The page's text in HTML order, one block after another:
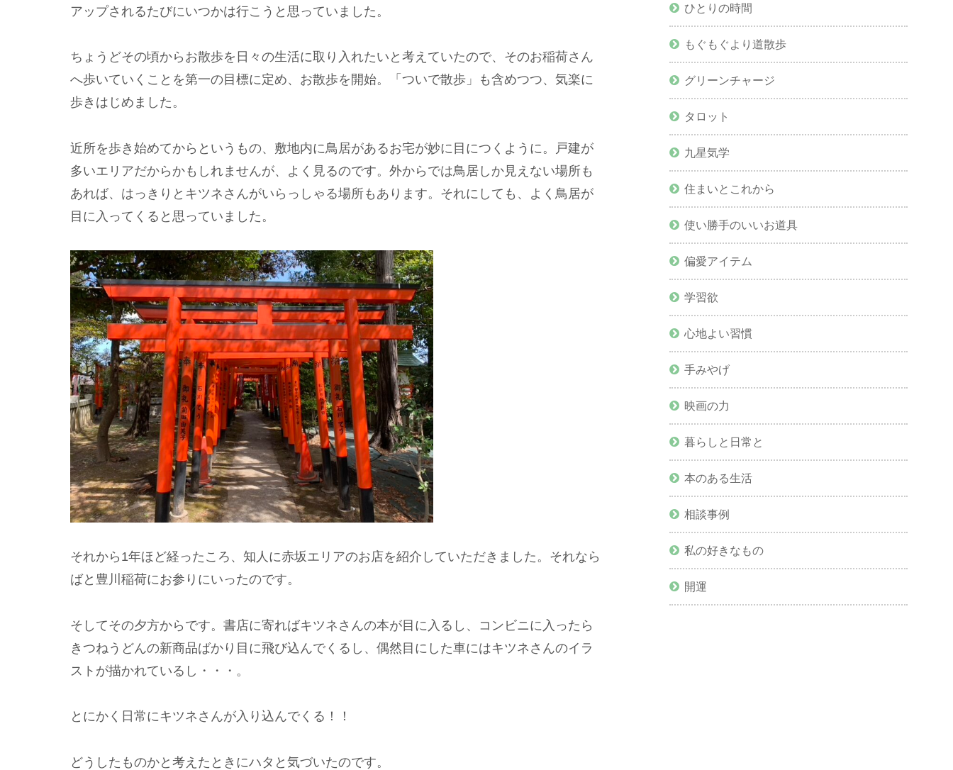
アップされるたびにいつかは行こうと思っていました。
ちょうどその頃からお散歩を日々の生活に取り入れたいと考えていたので、そのお稲荷さん
へ歩いていくことを第一の目標に定め、お散歩を開始。「ついで散歩」も含めつつ、気楽に
歩きはじめました。
近所を歩き始めてからというもの、敷地内に鳥居があるお宅が妙に目につくように。戸建が
多いエリアだからかもしれませんが、よく見るのです。外からでは鳥居しか見えない場所も
あれば、はっきりとキツネさんがいらっしゃる場所もあります。それにしても、よく鳥居が
目に入ってくると思っていました。
それから1年ほど経ったころ、知人に赤坂エリアのお店を紹介していただきました。それなら
ばと豊川稲荷にお参りにいったのです。
そしてその夕方からです。書店に寄ればキツネさんの本が目に入るし、コンビニに入ったら
きつねうどんの新商品ばかり目に飛び込んでくるし、偶然目にした車にはキツネさんのイラ
ストが描かれているし・・・。
とにかく日常にキツネさんが入り込んでくる！！
どうしたものかと考えたときにハタと気づいたのです。
ひとりの時間
もぐもぐより道散歩
グリーンチャージ
タロット
九星気学
住まいとこれから
使い勝手のいいお道具
偏愛アイテム
学習欲
心地よい習慣
手みやげ
映画の力
暮らしと日常と
本のある生活
相談事例
私の好きなもの
開運